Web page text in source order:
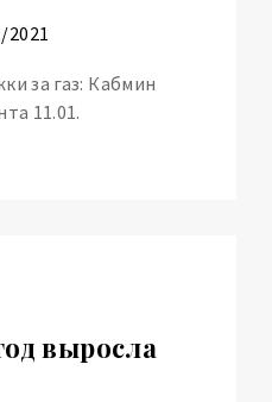
2021
за газ: Кабмин
11.01.
выросла